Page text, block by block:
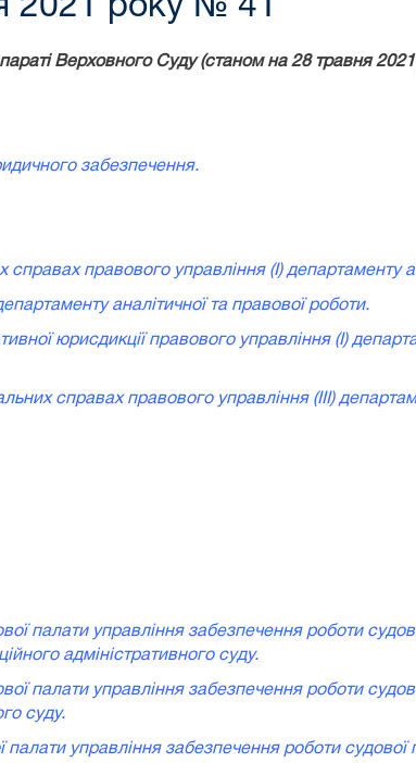
2021 року № 41
Верховного Суду (станом на 28 травня
забезпечення.
правового управління (І) департаменту
аналітичної та правової роботи.
юрисдикції правового управління (І)
справах правового управління (ІІІ)
палати управління забезпечення роботи
адміністративного суду.
палати управління забезпечення роботи
суду.
управління забезпечення роботи